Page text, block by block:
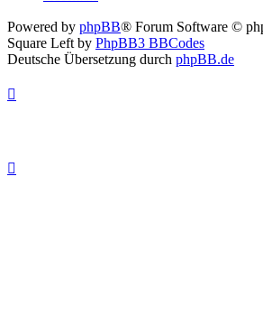
Powered by phpBB® Forum Software ©
Square Left by PhpBB3 BBCodes
Deutsche Übersetzung durch phpBB.de